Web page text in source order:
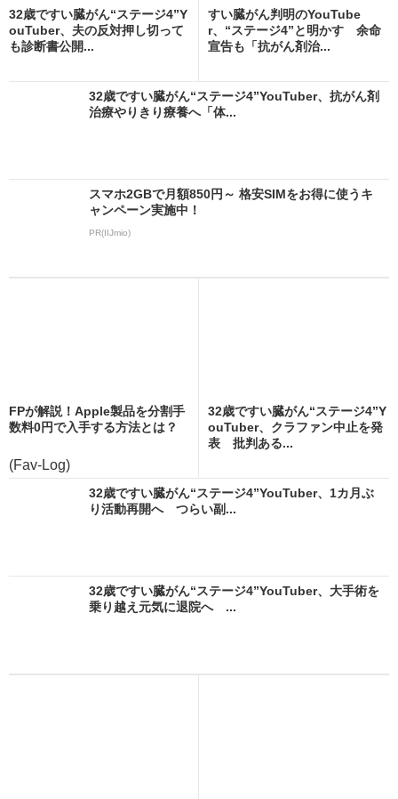
32歳ですい臓がん“ステージ4”Y
ouTuber、夫の反対押し切って
も診断書公開...
すい臓がん判明のYouTube
r、“ステージ4”と明かす 余命
宣告も「抗がん剤治...
32歳ですい臓がん“ステージ4”YouTuber、抗がん剤
治療やりきり療養へ「体...
スマホ2GBで月額850円～ 格安SIMをお得に使うキ
ャンペーン実施中！
PR(IIJmio)
FPが解説！Apple製品を分割手
数料0円で入手する方法とは？
(Fav-Log)
32歳ですい臓がん“ステージ4”Y
ouTuber、クラファン中止を発
表 批判ある...
32歳ですい臓がん“ステージ4”YouTuber、1カ月ぶ
り活動再開へ つらい副...
32歳ですい臓がん“ステージ4”YouTuber、大手術を
乗り越え元気に退院へ ...